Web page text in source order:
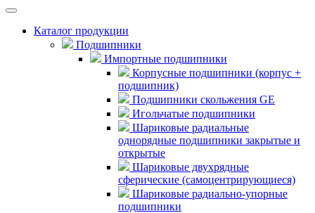
Каталог продукции
Подшипники
Импортные подшипники
Корпусные подшипники (корпус +
подшипник)
Подшипники скольжения GE
Игольчатые подшипники
Шариковые радиальные
однорядные подшипники закрытые и
открытые
Шариковые двухрядные
сферические (самоцентрирующиеся)
Шариковые радиально-упорные
подшипники